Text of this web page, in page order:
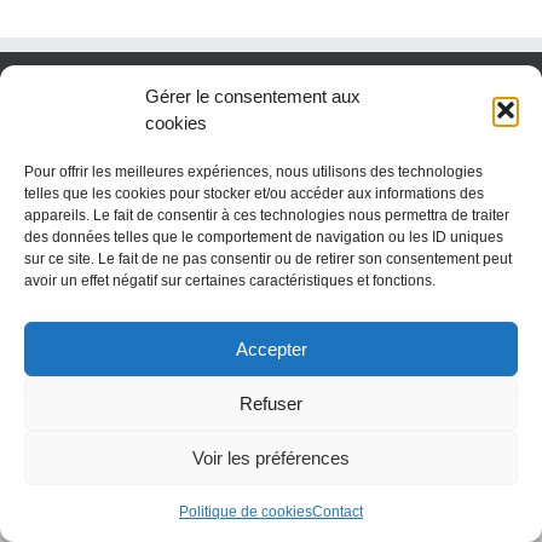
Gérer le consentement aux
cookies
Pour offrir les meilleures expériences, nous utilisons des technologies
telles que les cookies pour stocker et/ou accéder aux informations des
appareils. Le fait de consentir à ces technologies nous permettra de traiter
des données telles que le comportement de navigation ou les ID uniques
sur ce site. Le fait de ne pas consentir ou de retirer son consentement peut
avoir un effet négatif sur certaines caractéristiques et fonctions.
Accepter
Refuser
Voir les préférences
Politique de cookiesContact